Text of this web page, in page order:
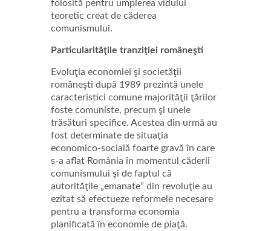
folosită pentru umplerea vidului
teoretic creat de căderea
comunismului.
Particularităţile tranziţiei româneşti
Evoluţia economiei şi societăţii
româneşti după 1989 prezintă unele
caracteristici comune majorităţii ţărilor
foste comuniste, precum şi unele
trăsături specifice. Acestea din urmă au
fost determinate de situaţia
economico-socială foarte gravă în care
s-a aflat România în momentul căderii
comunismului şi de faptul că
autorităţile „emanate” din revoluţie au
ezitat să efectueze reformele necesare
pentru a transforma economia
planificată în economie de piaţă.